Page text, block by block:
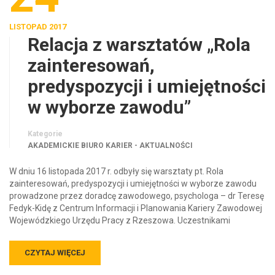
Relacja z warsztatów „Rola
zainteresowań,
predyspozycji i umiejętności
w wyborze zawodu”
AKADEMICKIE BIURO KARIER - AKTUALNOŚCI
zainteresowań, predyspozycji i umiejętności w wyborze zawodu
prowadzone przez doradcę zawodowego, psychologa – dr Teresę
Fedyk-Kidę z Centrum Informacji i Planowania Kariery Zawodowej
Wojewódzkiego Urzędu Pracy z Rzeszowa. Uczestnikami
CZYTAJ WIĘCEJ